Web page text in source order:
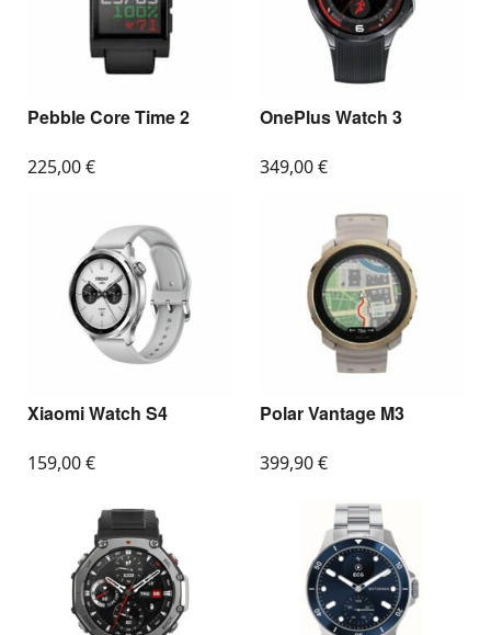
Pebble Core Time 2
225,00€
OnePlus Watch 3
349,00€
Xiaomi Watch S4
159,00€
Polar Vantage M3
399,90€